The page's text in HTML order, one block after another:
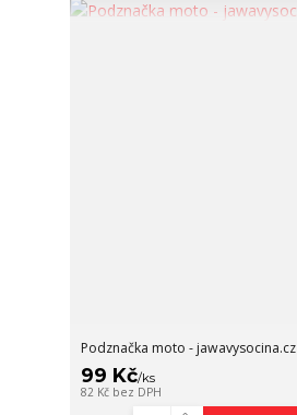
Podznačka moto - jawavysocina.cz
99 Kč/ks
82 Kč bez DPH